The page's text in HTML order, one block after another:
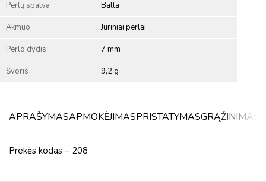
Perlų spalva Balta
Akmuo Jūriniai perlai
Perlo dydis 7 mm
Svoris 9,2 g
APRAŠYMASAPMOKĖJIMASPRISTATYMASGRĄŽINIMAS
Prekės kodas – 208